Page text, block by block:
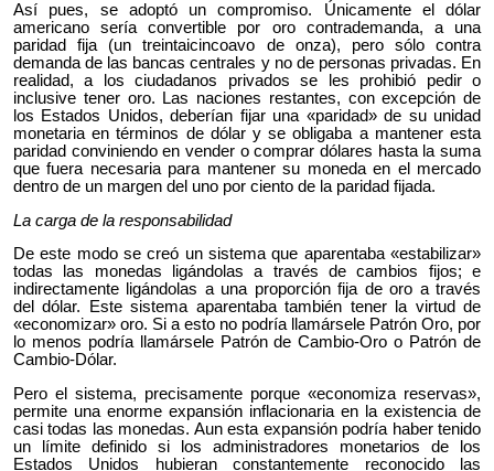
Así pues, se adoptó un compromiso. Únicamente el dólar
americano sería convertible por oro contrademanda, a una
paridad fija (un treintaicincoavo de onza), pero sólo contra
demanda de las bancas centrales y no de personas privadas. En
realidad, a los ciudadanos privados se les prohibió pedir o
inclusive tener oro. Las naciones restantes, con excepción de
los Estados Unidos, deberían fijar una «paridad» de su unidad
monetaria en términos de dólar y se obligaba a mantener esta
paridad conviniendo en vender o comprar dólares hasta la suma
que fuera necesaria para mantener su moneda en el mercado
dentro de un margen del uno por ciento de la paridad fijada.
La carga de la responsabilidad
De este modo se creó un sistema que aparentaba «estabilizar»
todas las monedas ligándolas a través de cambios fijos; e
indirectamente ligándolas a una proporción fija de oro a través
del dólar. Este sistema aparentaba también tener la virtud de
«economizar» oro. Si a esto no podría llamársele Patrón Oro, por
lo menos podría llamársele Patrón de Cambio-Oro o Patrón de
Cambio-Dólar.
Pero el sistema, precisamente porque «economiza reservas»,
permite una enorme expansión inflacionaria en la existencia de
casi todas las monedas. Aun esta expansión podría haber tenido
un límite definido si los administradores monetarios de los
Estados Unidos hubieran constantemente reconocido las